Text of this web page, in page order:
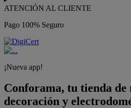
ATENCIÓN AL CLIENTE
Pago 100% Seguro
¡Nueva app!
Conforama, tu tienda de
decoración y